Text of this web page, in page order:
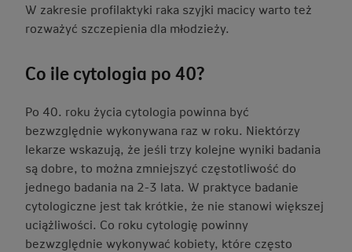
W zakresie profilaktyki raka szyjki macicy warto też
rozważyć szczepienia dla młodzieży.
Co ile cytologia po 40?
Po 40. roku życia cytologia powinna być
bezwzględnie wykonywana raz w roku. Niektórzy
lekarze wskazują, że jeśli trzy kolejne wyniki badania
są dobre, to można zmniejszyć częstotliwość do
jednego badania na 2-3 lata. W praktyce badanie
cytologiczne jest tak krótkie, że nie stanowi większej
uciążliwości. Co roku cytologię powinny
bezwzględnie wykonywać kobiety, które często